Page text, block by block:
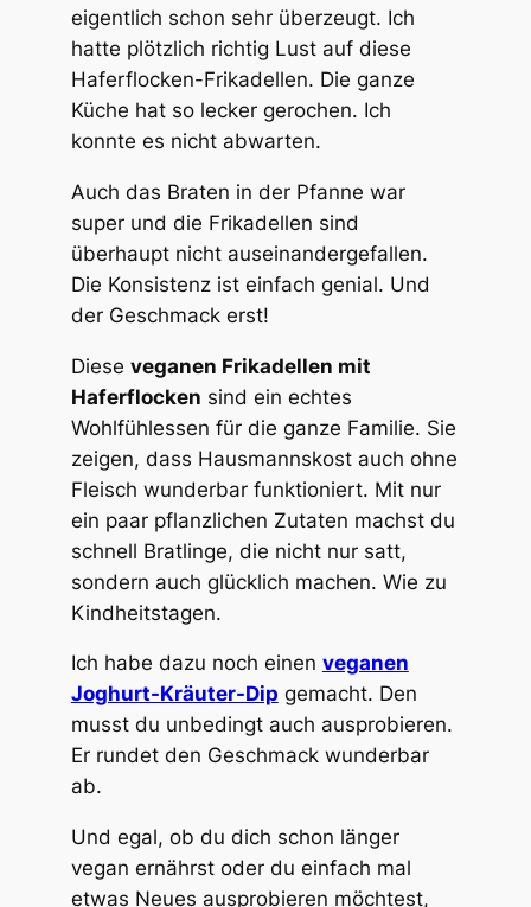
eigentlich schon sehr überzeugt. Ich
hatte plötzlich richtig Lust auf diese
Haferflocken-Frikadellen. Die ganze
Küche hat so lecker gerochen. Ich
konnte es nicht abwarten.
Auch das Braten in der Pfanne war
super und die Frikadellen sind
überhaupt nicht auseinandergefallen.
Die Konsistenz ist einfach genial. Und
der Geschmack erst!
Diese veganen Frikadellen mit
Haferflocken sind ein echtes
Wohlfühlessen für die ganze Familie. Sie
zeigen, dass Hausmannskost auch ohne
Fleisch wunderbar funktioniert. Mit nur
ein paar pflanzlichen Zutaten machst du
schnell Bratlinge, die nicht nur satt,
sondern auch glücklich machen. Wie zu
Kindheitstagen.
Ich habe dazu noch einen veganen
Joghurt-Kräuter-Dip gemacht. Den
musst du unbedingt auch ausprobieren.
Er rundet den Geschmack wunderbar
ab.
Und egal, ob du dich schon länger
vegan ernährst oder du einfach mal
etwas Neues ausprobieren möchtest,